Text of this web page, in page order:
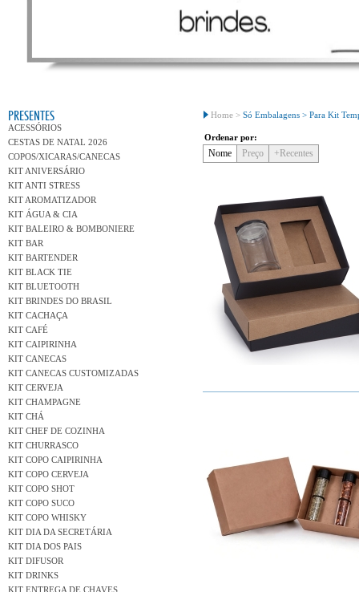
PRESENTES
ACESSÓRIOS
CESTAS DE NATAL 2026
COPOS/XICARAS/CANECAS
KIT ANIVERSÁRIO
KIT ANTI STRESS
KIT AROMATIZADOR
KIT ÁGUA & CIA
KIT BALEIRO & BOMBONIERE
KIT BAR
KIT BARTENDER
KIT BLACK TIE
KIT BLUETOOTH
KIT BRINDES DO BRASIL
KIT CACHAÇA
KIT CAFÉ
KIT CAIPIRINHA
KIT CANECAS
KIT CANECAS CUSTOMIZADAS
KIT CERVEJA
KIT CHAMPAGNE
KIT CHÁ
KIT CHEF DE COZINHA
KIT CHURRASCO
KIT COPO CAIPIRINHA
KIT COPO CERVEJA
KIT COPO SHOT
KIT COPO SUCO
KIT COPO WHISKY
KIT DIA DA SECRETÁRIA
KIT DIA DOS PAIS
KIT DIFUSOR
KIT DRINKS
KIT ENTREGA DE CHAVES
Home > Só Embalagens > Para Kit
Ordenar por:
Nome Preço +Recentes